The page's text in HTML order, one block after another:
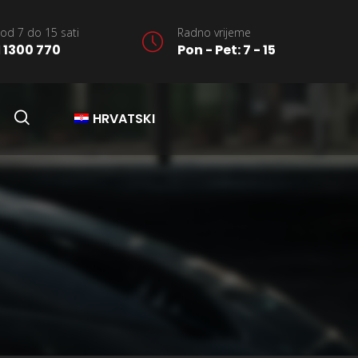
7 do 15 sati
1300 770
Radno vrijeme
Pon - Pet: 7 - 15
HRVATSKI